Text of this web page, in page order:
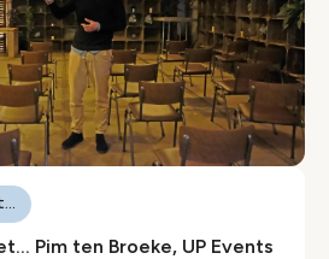
Pim ten Broeke, UP Events